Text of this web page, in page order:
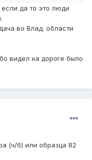
да то это люди
во Влад. области
видел на дороге было
(ч/б) или образца 82